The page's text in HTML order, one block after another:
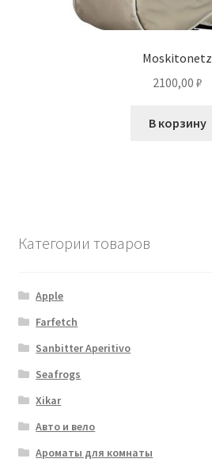
Moskitonetz
2100,00 ₽
В корзину
Категории товаров
Apple
Farfetch
Sanbitter Aperitivo
Seafrogs
Xikar
Авто и вело
Ароматы для комнаты